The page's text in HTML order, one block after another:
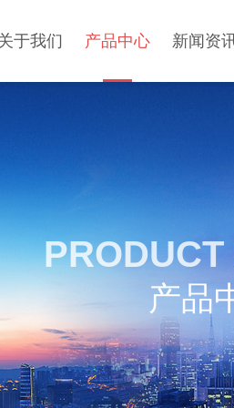
于我们 产品中心 新闻资
产品